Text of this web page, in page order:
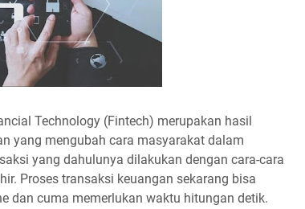
Technology (Fintech) merupakan hasil
yang mengubah cara masyarakat dalam
yang dahulunya dilakukan dengan cara-cara
Proses transaksi keuangan sekarang bisa
dan cuma memerlukan waktu hitungan detik.